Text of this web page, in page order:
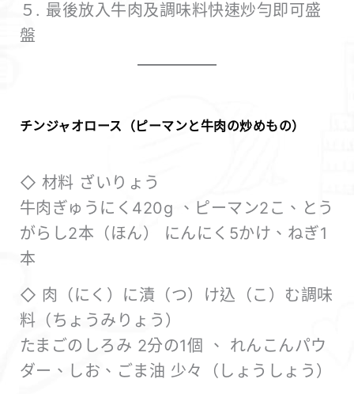
５. 最後放入牛肉及調味料快速炒勻即可盛
盤
チンジャオロース（ピーマンと牛肉の炒めもの）
◇ 材料 ざいりょう
牛肉ぎゅうにく420g 、ピーマン2こ、とう
がらし2本（ほん） にんにく5かけ、ねぎ1
本
◇ 肉（にく）に漬（つ）け込（こ）む調味
料（ちょうみりょう）
たまごのしろみ 2分の1個 、 れんこんパウ
ダー、しお、ごま油 少々（しょうしょう）